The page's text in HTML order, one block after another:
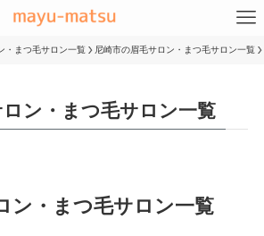
・まつ毛サロン一覧 尼崎市の眉毛サロン・まつ毛サロン一覧
ン・まつ毛サロン一覧
ン・まつ毛サロン一覧